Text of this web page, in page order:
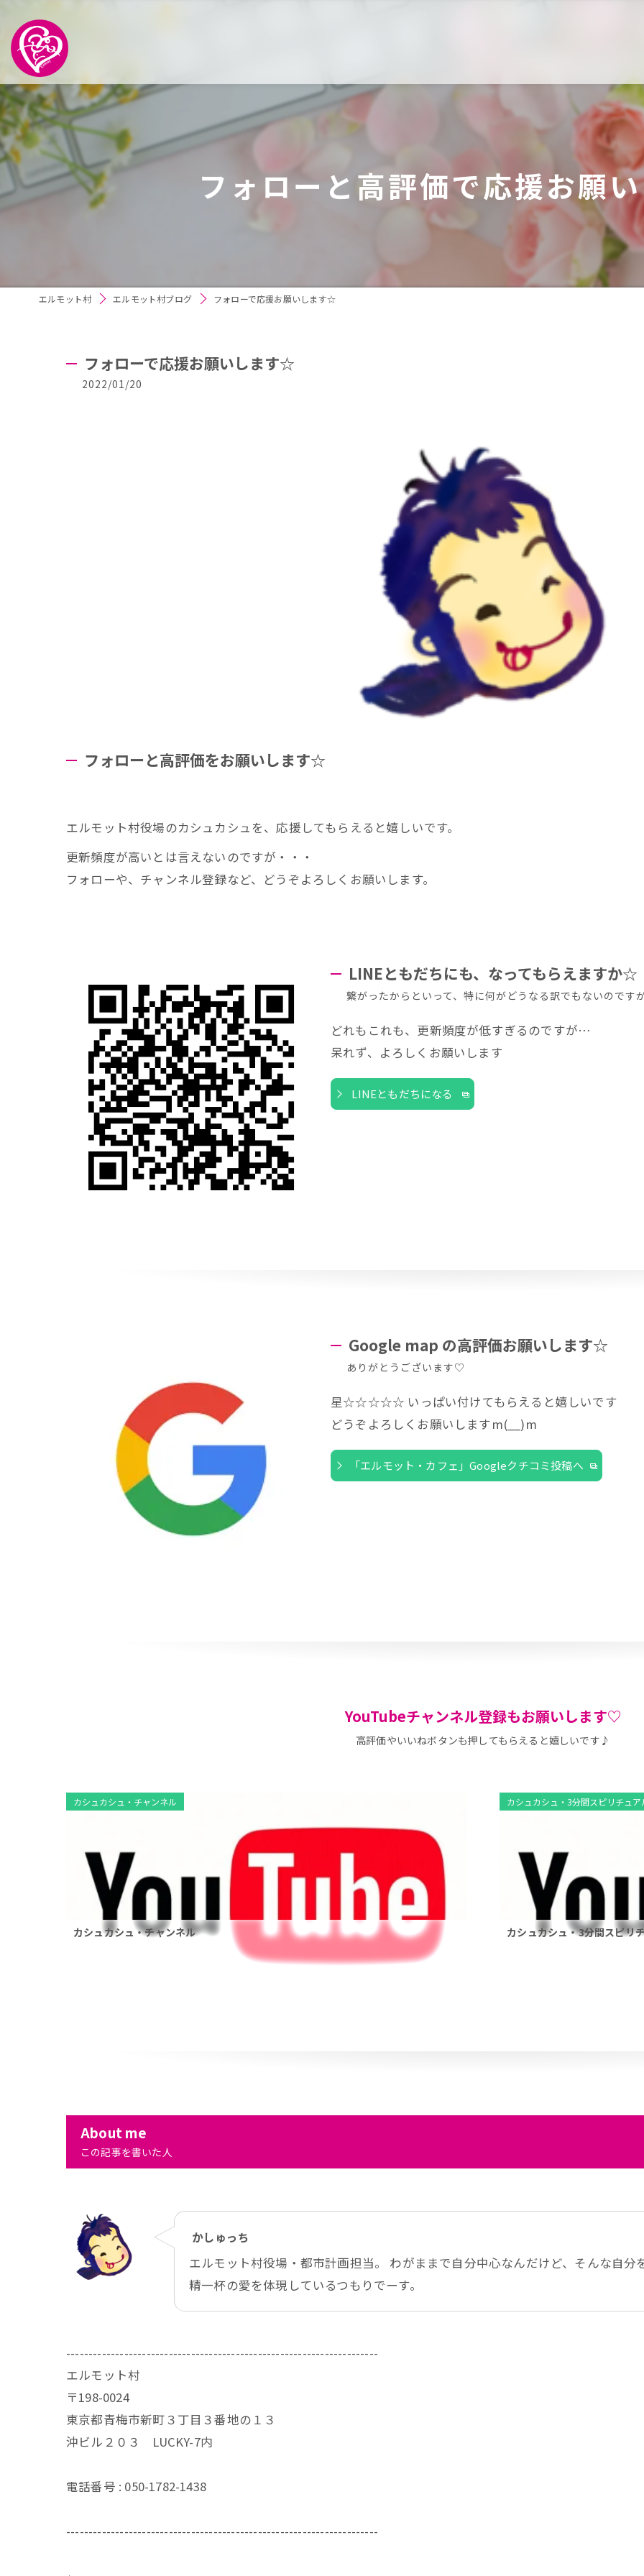
フォローと高評価で応援お願
エルモット村 エルモット村ブログ フォローで応援お願いします☆
フォローで応援お願いします☆
2022/01/20
フォローと高評価をお願いします☆
エルモット村役場のカシュカシュを、応援してもらえると嬉しいです。
更新頻度が高いとは言えないのですが・・・
フォローや、チャンネル登録など、どうぞよろしくお願いします。
LINEともだちにも、なってもらえますか☆
繋がったからといって、特に何がどうなる訳でもないのです
どれもこれも、更新頻度が低すぎるのですが…
呆れず、よろしくお願いします
LINEともだちになる
Google map の高評価お願いします☆
ありがとうございます♡
星☆☆☆☆☆ いっぱい付けてもらえると嬉しいです
どうぞよろしくお願いしますm(__)m
「エルモット・カフェ」Googleクチコミ投稿へ
YouTubeチャンネル登録もお願いします♡
高評価やいいねボタンも押してもらえると嬉しいです♪
カシュカシュ・チャンネル
カシュカシュ・チャンネル
カシュカシュ・3分間スピリチュア
カシュカシュ・3分間スピリ
About me
この記事を書いた人
かしゅっち
エルモット村役場・都市計画担当。 わがままで自分中心なんだけど、そんな自分
精一杯の愛を体現しているつもりでーす。
----------------------------------------------------------------------
エルモット村
〒198-0024
東京都青梅市新町３丁目３番地の１３
沖ビル２０３ LUCKY-7内
電話番号 : 050-1782-1438
----------------------------------------------------------------------